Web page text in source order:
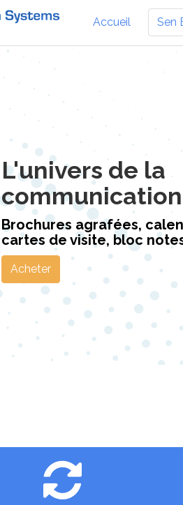
Accueil Sen
L'univers de la
communication
Brochures agrafées,
cartes de visite, bloc
Acheter